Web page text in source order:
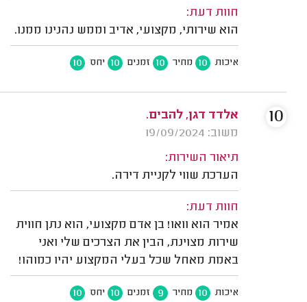
חוות דעת:
הוא שירותי, מקצועי, אדיב וממש נהנינו ממנו.
איכות 10 מחיר 10 זמנים 10 יחס 10
אלדד דגן, להבים.
משוב: 19/09/2024
תיאור השירות:
הערכת שווי לקניית דירה.
חוות דעת:
אמיר הוא וואו! בן אדם מקצועי, הוא נתן חווית
שירות מצוינת, הבין את הצרכים שלי ואני
באמת מאחל שכל בעלי המקצוע יהיו כמוהו!
איכות 10 מחיר 9 זמנים 10 יחס 10
10